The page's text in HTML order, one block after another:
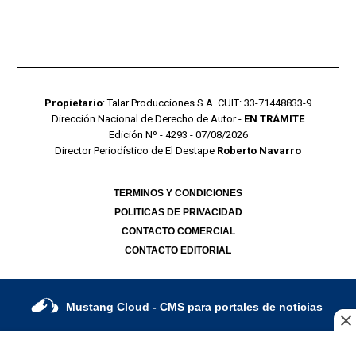
Propietario: Talar Producciones S.A. CUIT: 33-71448833-9
Dirección Nacional de Derecho de Autor - EN TRÁMITE
Edición Nº - 4293 - 07/08/2026
Director Periodístico de El Destape Roberto Navarro
TERMINOS Y CONDICIONES
POLITICAS DE PRIVACIDAD
CONTACTO COMERCIAL
CONTACTO EDITORIAL
Mustang Cloud - CMS para portales de noticias